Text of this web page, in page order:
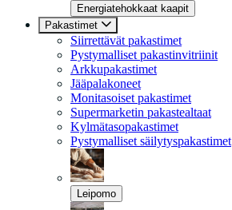
Energiatehokkaat kaapit
Pakastimet
Siirrettävät pakastimet
Pystymalliset pakastinvitriinit
Arkkupakastimet
Jääpalakoneet
Monitasoiset pakastimet
Supermarketin pakastealtaat
Kylmätasopakastimet
Pystymalliset säilytyspakastimet
Leipomo